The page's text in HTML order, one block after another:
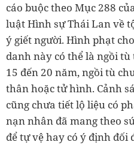
cáo buộc theo Mục 288
luật Hình sự Thái Lan về
ý giết người. Hình phạt
danh này có thể là ngồi tù
15 đến 20 năm, ngồi tù
thân hoặc tử hình. Cảnh
cũng chưa tiết lộ liệu có
nạn nhân đã mang theo
để tự vệ hay có ý định đối